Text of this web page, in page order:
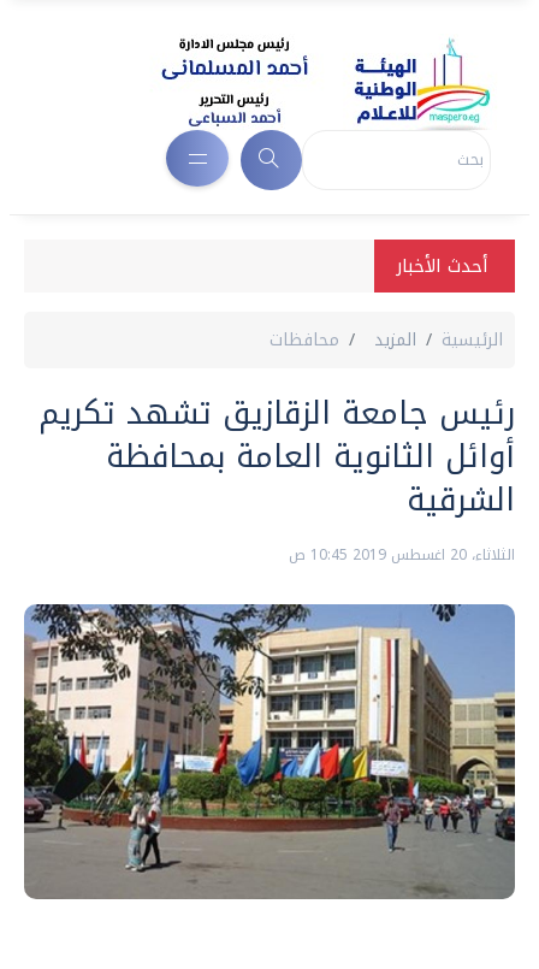
أحدث الأخبار
الرئيسية المزيد محافظات
رئيس جامعة الزقازيق تشهد تكريم
أوائل الثانوية العامة بمحافظة
الشرقية
الثلاثاء، 20 اغسطس 2019 10:45 ص